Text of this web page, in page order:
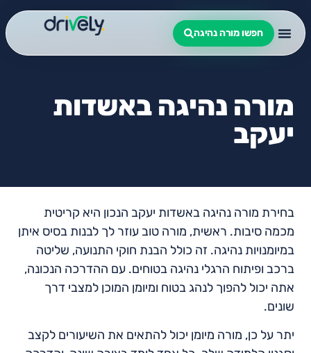
חפשו מורה נהיגה
מורה נהיגה באשדות
יעקב
בחירת מורה נהיגה באשדות יעקב הנכון היא קריטית
מכמה סיבות. ראשית, מורה טוב עוזר לך לבנות בסיס איתן
במיומנויות נהיגה. זה כולל הבנת חוקי התנועה, שליטה
ברכב ופיתוח הרגלי נהיגה בטוחים. עם ההדרכה הנכונה,
אתה יכול להפוך לנהג בטוח ומיומן המוכן למצבי דרך
שונים.
יתר על כן, מורה מיומן יכול להתאים את השיעורים לקצב